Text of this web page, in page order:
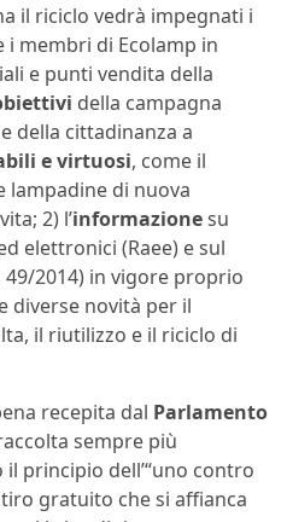
il riciclo vedrà impegnati i
membri di Ecolamp in
e punti vendita della
della campagna
della cittadinanza a
e virtuosi, come il
di nuova
2) l’informazionesu
elettronici (Raee) e sul
49/2014) in vigore proprio
diverse novità per il
il riutilizzo e il riciclo di
recepita dal Parlamento
sempre più
principio dell’“uno contro
gratuito che si affianca